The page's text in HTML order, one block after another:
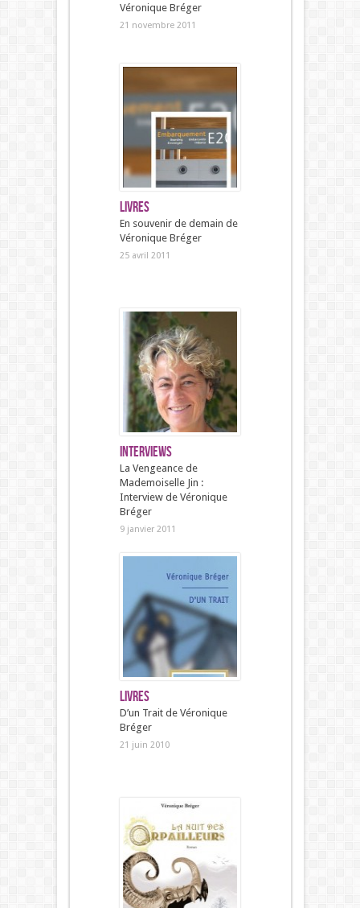
Véronique Bréger
21 novembre 2011
Livres
En souvenir de demain de
Véronique Bréger
25 avril 2011
Interviews
La Vengeance de
Mademoiselle Jin :
Interview de Véronique
Bréger
9 janvier 2011
Livres
D’un Trait de Véronique
Bréger
21 juin 2010